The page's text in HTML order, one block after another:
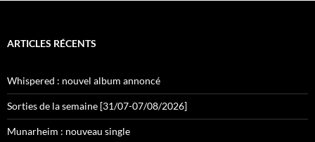
ARTICLES RÉCENTS
Whispered : nouvel album annoncé
Sorties de la semaine [31/07-07/08/2026]
Munarheim : nouveau single